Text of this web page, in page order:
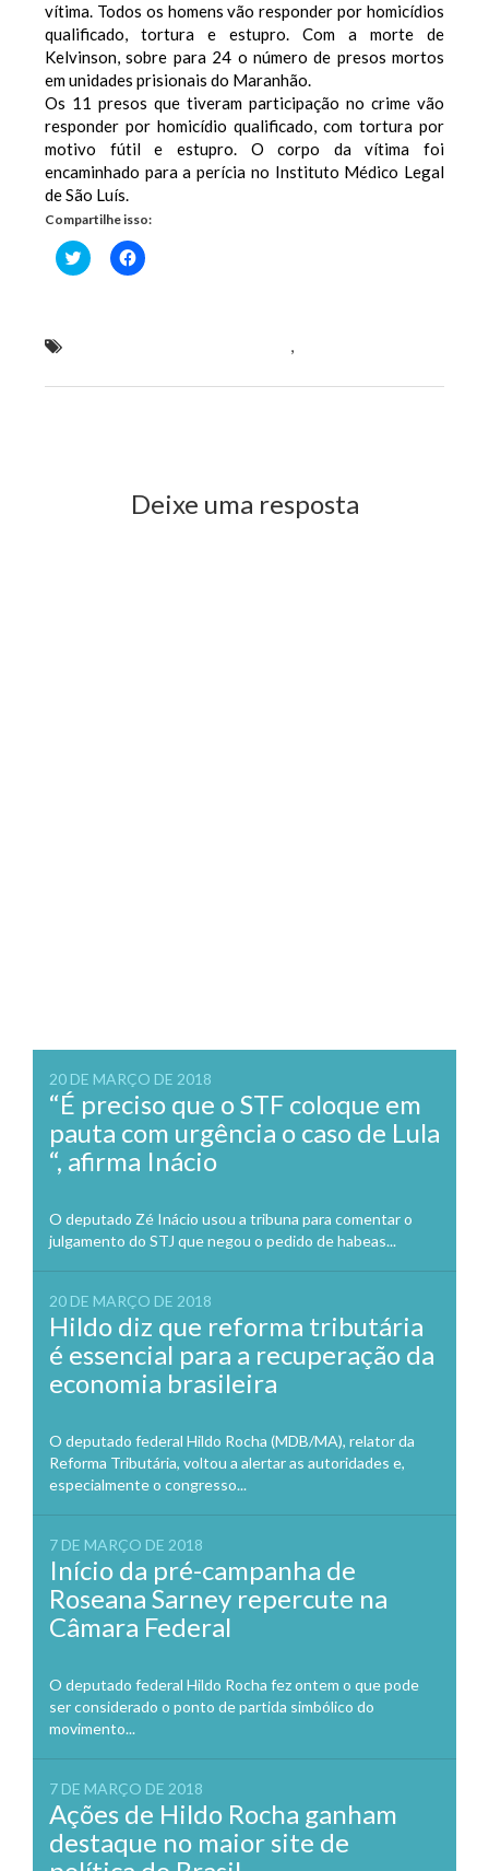
vítima. Todos os homens vão responder por homicídios
qualificado, tortura e estupro. Com a morte de
Kelvinson, sobre para 24 o número de presos mortos
em unidades prisionais do Maranhão.
Os 11 presos que tiveram participação no crime vão
responder por homicídio qualificado, com tortura por
motivo fútil e estupro. O corpo da vítima foi
encaminhado para a perícia no Instituto Médico Legal
de São Luís.
Compartilhe isso:
Clique
para
Clique
para
,
Deixe uma resposta
20 DE MARÇO DE 2018
“É preciso que o STF coloque em
pauta com urgência o caso de Lula
“, afirma Inácio
O deputado Zé Inácio usou a tribuna para comentar o
julgamento do STJ que negou o pedido de habeas...
20 DE MARÇO DE 2018
Hildo diz que reforma tributária
é essencial para a recuperação da
economia brasileira
O deputado federal Hildo Rocha (MDB/MA), relator da
Reforma Tributária, voltou a alertar as autoridades e,
especialmente o congresso...
7 DE MARÇO DE 2018
Início da pré-campanha de
Roseana Sarney repercute na
Câmara Federal
O deputado federal Hildo Rocha fez ontem o que pode
ser considerado o ponto de partida simbólico do
movimento...
7 DE MARÇO DE 2018
Ações de Hildo Rocha ganham
destaque no maior site de